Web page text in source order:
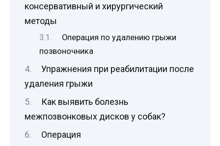
консервативный и хирургический
методы
Операция по удалению грыжи
позвоночника
Упражнения при реабилитации после
удаления грыжи
Как выявить болезнь
межпозвонковых дисков у собак?
Операция